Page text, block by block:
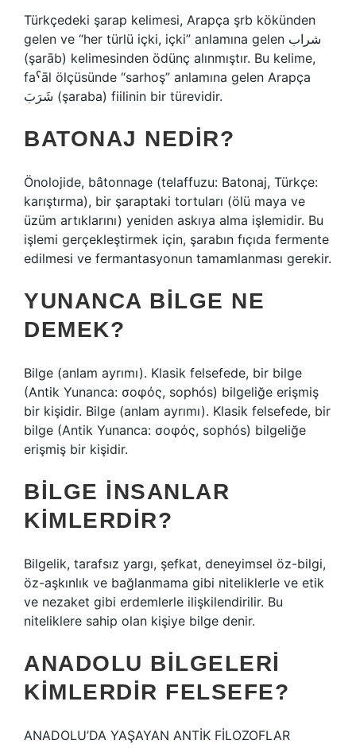
Türkçedeki şarap kelimesi, Arapça şrb kökünden
gelen ve “her türlü içki, içki” anlamına gelen شراب
(şarāb) kelimesinden ödünç alınmıştır. Bu kelime,
faˁāl ölçüsünde “sarhoş” anlamına gelen Arapça
شَرَبَ (şaraba) fiilinin bir türevidir.
BATONAJ NEDIR?
Önolojide, bâtonnage (telaffuzu: Batonaj, Türkçe:
karıştırma), bir şaraptaki tortuları (ölü maya ve
üzüm artıklarını) yeniden askıya alma işlemidir. Bu
işlemi gerçekleştirmek için, şarabın fıçıda fermente
edilmesi ve fermantasyonun tamamlanması gerekir.
YUNANCA BILGE NE
DEMEK?
Bilge (anlam ayrımı). Klasik felsefede, bir bilge
(Antik Yunanca: σοφός, sophós) bilgeliğe erişmiş
bir kişidir. Bilge (anlam ayrımı). Klasik felsefede, bir
bilge (Antik Yunanca: σοφός, sophós) bilgeliğe
erişmiş bir kişidir.
BILGE INSANLAR
KIMLERDIR?
Bilgelik, tarafsız yargı, şefkat, deneyimsel öz-bilgi,
öz-aşkınlık ve bağlanmama gibi niteliklerle ve etik
ve nezaket gibi erdemlerle ilişkilendirilir. Bu
niteliklere sahip olan kişiye bilge denir.
ANADOLU BILGELERI
KIMLERDIR FELSEFE?
ANADOLU’DA YAŞAYAN ANTİK FİLOZOFLAR